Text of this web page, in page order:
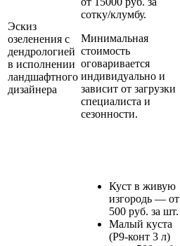
Эскиз
озеленения с
дендрологией
в исполнении
ландшафтного
дизайнера
сотку/клумбу.
Минимальная
стоимость
оговаривается
индивидуально и
зависит от загрузки
специалиста и
сезонности.
Куст в живую
изгородь — от
500 руб. за шт.
Малый куста
(Р9-конт 3 л)